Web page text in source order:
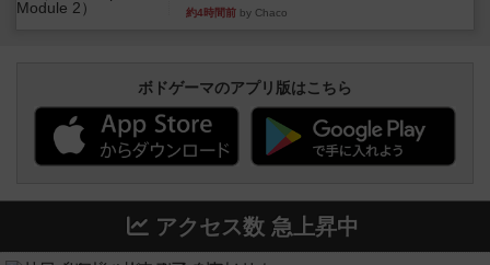
約4時間前 by Chaco
ボドゲーマのアプリ版はこちら
アクセス数 急上昇中